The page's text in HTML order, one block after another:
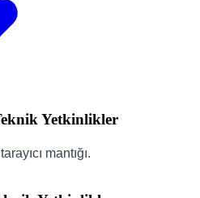
Yetkinlikler
mantığı.